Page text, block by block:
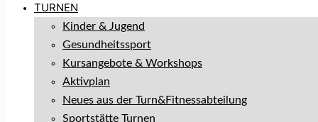
TURNEN
Kinder & Jugend
Gesundheitssport
Kursangebote & Workshops
Aktivplan
Neues aus der Turn&Fitnessabteilung
Sportstätte Turnen